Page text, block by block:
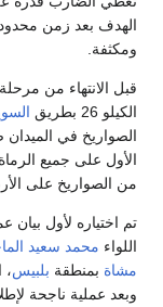
الهدف بعد زمن محدود
ومكثفة.
قبل الانتهاء من
الكيلو 26 بطريق
الصواريخ في
الأول على جميع
من الصواريخ على
تم اختياره لأول بيان
اللواء محمد سعيد
مشاة بمنطقة بلبيس،
وبعد عملية ناجحة